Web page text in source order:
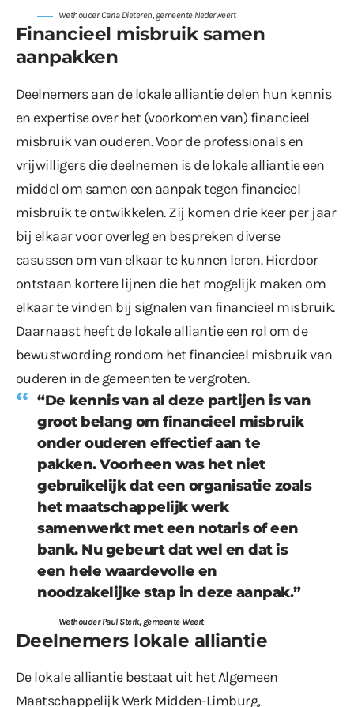
Wethouder Carla Dieteren, gemeente Nederweert
Financieel misbruik samen
aanpakken
Deelnemers aan de lokale alliantie delen hun kennis
en expertise over het (voorkomen van) financieel
misbruik van ouderen. Voor de professionals en
vrijwilligers die deelnemen is de lokale alliantie een
middel om samen een aanpak tegen financieel
misbruik te ontwikkelen. Zij komen drie keer per jaar
bij elkaar voor overleg en bespreken diverse
casussen om van elkaar te kunnen leren. Hierdoor
ontstaan kortere lijnen die het mogelijk maken om
elkaar te vinden bij signalen van financieel misbruik.
Daarnaast heeft de lokale alliantie een rol om de
bewustwording rondom het financieel misbruik van
ouderen in de gemeenten te vergroten.
“De kennis van al deze partijen is van
groot belang om financieel misbruik
onder ouderen effectief aan te
pakken. Voorheen was het niet
gebruikelijk dat een organisatie zoals
het maatschappelijk werk
samenwerkt met een notaris of een
bank. Nu gebeurt dat wel en dat is
een hele waardevolle en
noodzakelijke stap in deze aanpak.”
Wethouder Paul Sterk, gemeente Weert
Deelnemers lokale alliantie
De lokale alliantie bestaat uit het Algemeen
Maatschappelijk Werk Midden-Limburg,